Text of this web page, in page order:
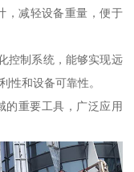
，减轻设备重量，便于
控制系统，能够实现远
性和设备可靠性。
的重要工具，广泛应用